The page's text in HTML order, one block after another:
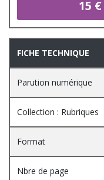
15 €
FICHE TECHNIQUE
Parution numérique
Collection : Rubriques
Format
Nbre de page